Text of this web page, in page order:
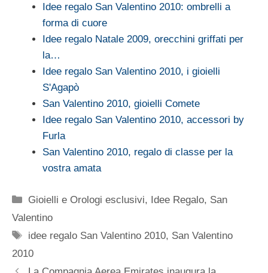
Idee regalo San Valentino 2010: ombrelli a
forma di cuore
Idee regalo Natale 2009, orecchini griffati per
la…
Idee regalo San Valentino 2010, i gioielli
S'Agapò
San Valentino 2010, gioielli Comete
Idee regalo San Valentino 2010, accessori by
Furla
San Valentino 2010, regalo di classe per la
vostra amata
Categorie
Gioielli e Orologi esclusivi, Idee Regalo, San
Valentino
Tag
idee regalo San Valentino 2010, San Valentino
2010